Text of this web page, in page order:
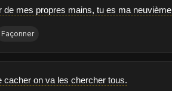
de mes propres mains, tu es ma
Façonner
cacher on va les chercher tous.